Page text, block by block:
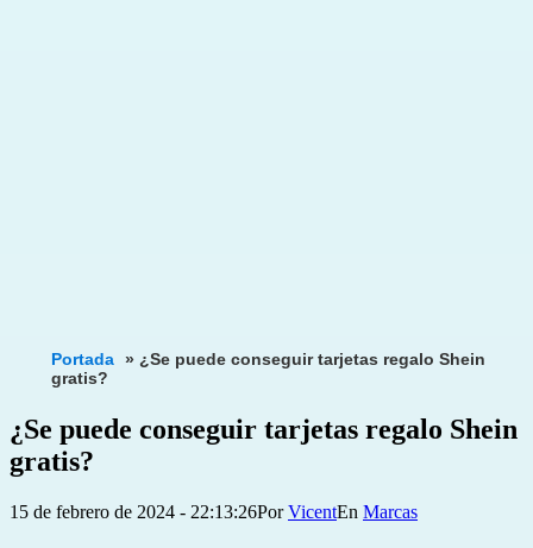
Portada » ¿Se puede conseguir tarjetas regalo Shein
gratis?
¿Se puede conseguir tarjetas regalo Shein
gratis?
Publicada
15 de febrero de 2024 - 22:13:26PorVicent
Categorizado
Marcas